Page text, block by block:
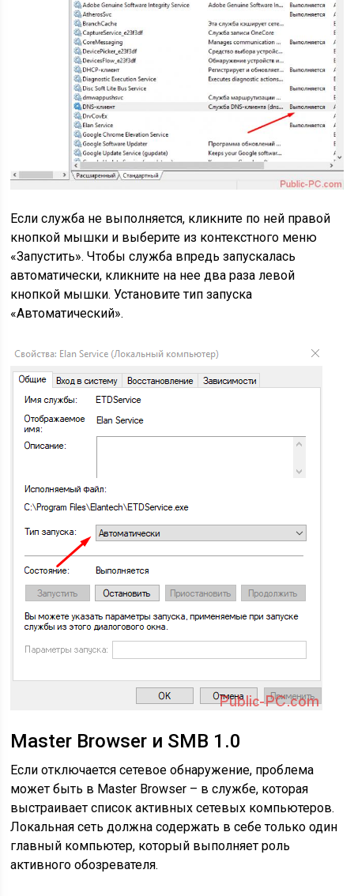
Если служба не выполняется, кликните по ней правой
кнопкой мышки и выберите из контекстного меню
«Запустить». Чтобы служба впредь запускалась
автоматически, кликните на нее два раза левой
кнопкой мышки. Установите тип запуска
«Автоматический».
Master Browser и SMB 1.0
Если отключается сетевое обнаружение, проблема
может быть в Master Browser – в службе, которая
выстраивает список активных сетевых компьютеров.
Локальная сеть должна содержать в себе только один
главный компьютер, который выполняет роль
активного обозревателя.